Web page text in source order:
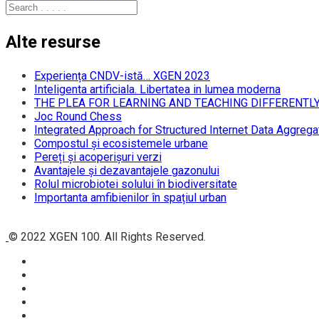
Alte resurse
Experiența CNDV-istă… XGEN 2023
Inteligenta artificiala. Libertatea in lumea moderna
THE PLEA FOR LEARNING AND TEACHING
Joc Round Chess
Integrated Approach for Structured Internet Data
Compostul și ecosistemele urbane
Pereți și acoperișuri verzi
Avantajele și dezavantajele gazonului
Rolul microbiotei solului în biodiversitate
Importanta amfibienilor în spațiul urban
© 2022 XGEN 100. All Rights Reserved.